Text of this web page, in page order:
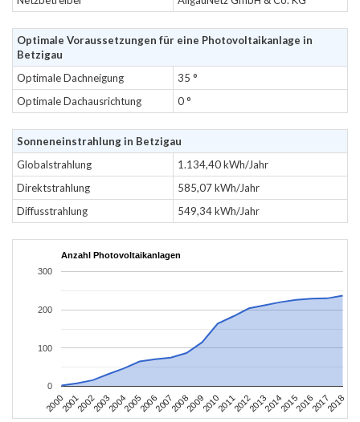
Optimale Voraussetzungen für eine Photovoltaikanlage in
Betzigau
Optimale Dachneigung
35 °
Optimale Dachausrichtung
0 °
Sonneneinstrahlung in Betzigau
Globalstrahlung
1.134,40 kWh/Jahr
Direktstrahlung
585,07 kWh/Jahr
Diffusstrahlung
549,34 kWh/Jahr
Anzahl Photovoltaikanlagen
2000200120022003200420052006200720082009201020112012201320142015201620172018
0
100
200
300